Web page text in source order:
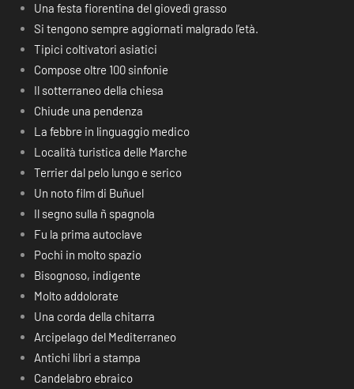
Una festa fiorentina del giovedì grasso
Si tengono sempre aggiornati malgrado l’età.
Tipici coltivatori asiatici
Compose oltre 100 sinfonie
Il sotterraneo della chiesa
Chiude una pendenza
La febbre in linguaggio medico
Località turistica delle Marche
Terrier dal pelo lungo e serico
Un noto film di Buñuel
Il segno sulla ñ spagnola
Fu la prima autoclave
Pochi in molto spazio
Bisognoso, indigente
Molto addolorate
Una corda della chitarra
Arcipelago del Mediterraneo
Antichi libri a stampa
Candelabro ebraico